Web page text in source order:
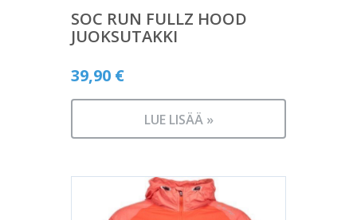
SOC RUN FULLZ HOOD
JUOKSUTAKKI
39,90 €
LUE LISÄÄ »